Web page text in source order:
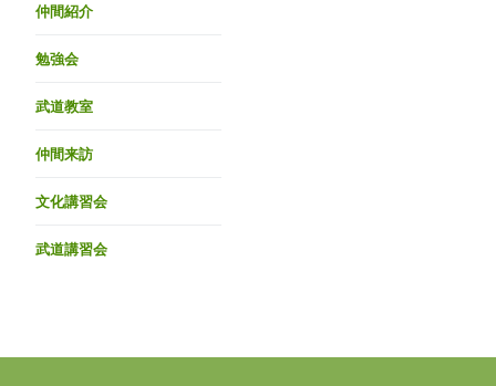
仲間紹介
勉強会
武道教室
仲間来訪
文化講習会
武道講習会